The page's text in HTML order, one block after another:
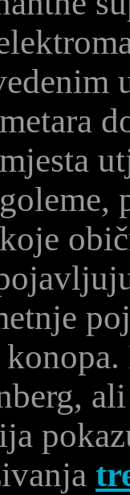
metara
mjesta
goleme,
koje